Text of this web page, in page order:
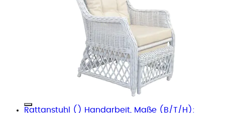
Rattanstuhl () Handarbeit, Maße (B/T/H):